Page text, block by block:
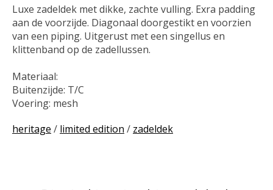
Luxe zadeldek met dikke, zachte vulling. Exra padding
aan de voorzijde. Diagonaal doorgestikt en voorzien
van een piping. Uitgerust met een singellus en
klittenband op de zadellussen.
Materiaal:
Buitenzijde: T/C
Voering: mesh
heritage / limited edition / zadeldek